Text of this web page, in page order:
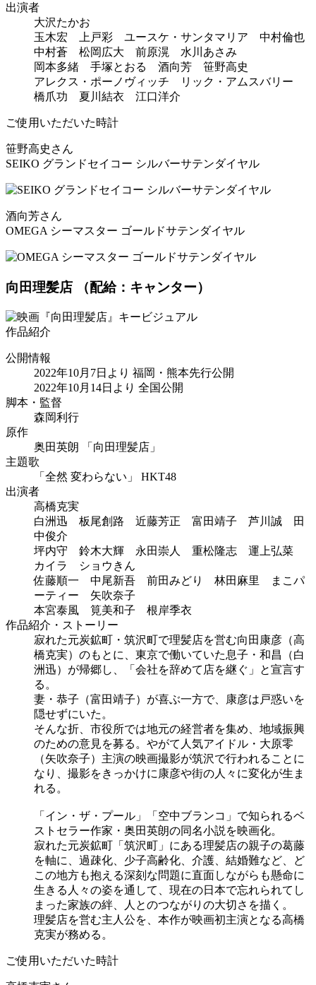
出演者
大沢たかお
玉木宏 上戸彩 ユースケ・サンタマリア 中村倫也
中村蒼 松岡広大 前原滉 水川あさみ
岡本多緒 手塚とおる 酒向芳 笹野高史
アレクス・ポーノヴィッチ リック・アムスバリー
橋爪功 夏川結衣 江口洋介
ご使用いただいた時計
笹野高史さん
SEIKO グランドセイコー シルバーサテンダイヤル
酒向芳さん
OMEGA シーマスター ゴールドサテンダイヤル
向田理髪店 （配給：キャンター）
作品紹介
公開情報
2022年10月7日より 福岡・熊本先行公開
2022年10月14日より 全国公開
脚本・監督
森岡利行
原作
奥田英朗 「向田理髪店」
主題歌
「全然 変わらない」 HKT48
出演者
高橋克実
白洲迅 板尾創路 近藤芳正 富田靖子 芦川誠 田
中俊介
坪内守 鈴木大輝 永田崇人 重松隆志 運上弘菜
カイラ ショウきん
佐藤順一 中尾新吾 前田みどり 林田麻里 まこパ
ーティー 矢吹奈子
本宮泰風 筧美和子 根岸季衣
作品紹介・ストーリー
寂れた元炭鉱町・筑沢町で理髪店を営む向田康彦（高
橋克実）のもとに、東京で働いていた息子・和昌（白
洲迅）が帰郷し、「会社を辞めて店を継ぐ」と宣言す
る。
妻・恭子（富田靖子）が喜ぶ一方で、康彦は戸惑いを
隠せずにいた。
そんな折、市役所では地元の経営者を集め、地域振興
のための意見を募る。やがて人気アイドル・大原零
（矢吹奈子）主演の映画撮影が筑沢で行われることに
なり、撮影をきっかけに康彦や街の人々に変化が生ま
れる。
「イン・ザ・プール」「空中ブランコ」で知られるベ
ストセラー作家・奥田英朗の同名小説を映画化。
寂れた元炭鉱町「筑沢町」にある理髪店の親子の葛藤
を軸に、過疎化、少子高齢化、介護、結婚難など、ど
この地方も抱える深刻な問題に直面しながらも懸命に
生きる人々の姿を通して、現在の日本で忘れられてし
まった家族の絆、人とのつながりの大切さを描く。
理髪店を営む主人公を、本作が映画初主演となる高橋
克実が務める。
ご使用いただいた時計